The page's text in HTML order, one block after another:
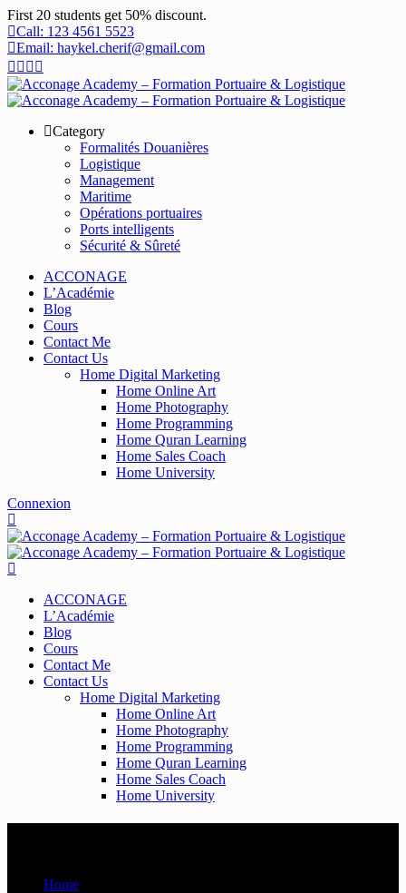
First 20 students get 50% discount.
Call: 123 4561 5523
Email: haykel.cherif@gmail.com
Category
Formalités Douanières
Logistique
Management
Maritime
Opérations portuaires
Ports intelligents
Sécurité & Sûreté
ACCONAGE
L’Académie
Blog
Cours
Contact Me
Contact Us
Home Digital Marketing
Home Online Art
Home Photography
Home Programming
Home Quran Learning
Home Sales Coach
Home University
Connexion
ACCONAGE
L’Académie
Blog
Cours
Contact Me
Contact Us
Home Digital Marketing
Home Online Art
Home Photography
Home Programming
Home Quran Learning
Home Sales Coach
Home University
Home